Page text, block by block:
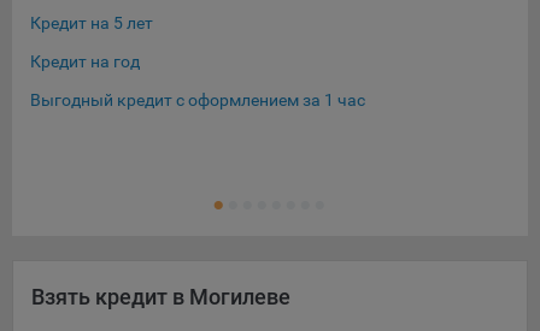
Кредит на 5 лет
Кредит на год
Выгодный кредит с оформлением за 1 час
Взять кредит в Могилеве